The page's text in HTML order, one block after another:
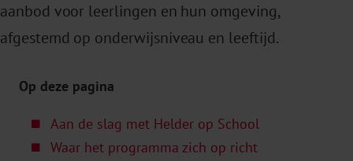
aanbod voor leerlingen en hun omgeving,
afgestemd op onderwijsniveau en leeftijd.
Op deze pagina
Aan de slag met Helder op School
Waar het programma zich op richt